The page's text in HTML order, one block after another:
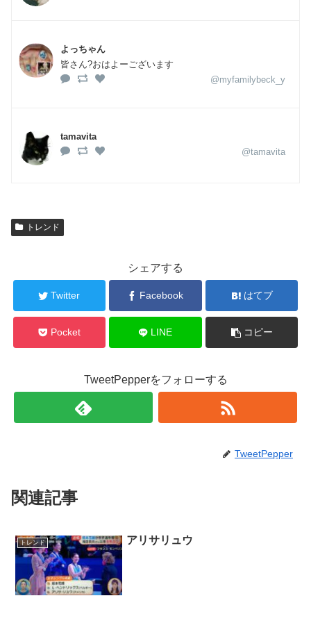
よっちゃん
皆さん?おはよーございます
@myfamilybeck_y
tamavita
@tamavita
トレンド
シェアする
Twitter Facebook はてブ
Pocket LINE コピー
TweetPepperをフォローする
TweetPepper
関連記事
トレンド アリサリュウ